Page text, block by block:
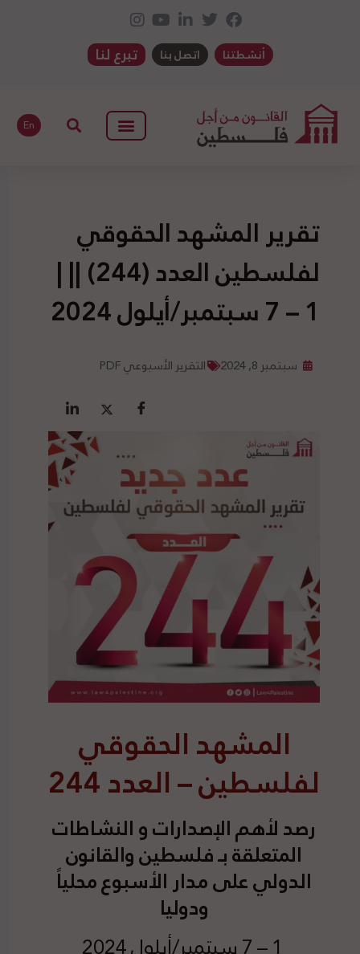
أنشطتنا اتصل بنا تبرع لنا
En
تقرير المشهد الحقوقي
لفلسطين العدد (244) || |
1 – 7 سبتمبر/أيلول 2024
سبتمبر 8, 2024 التقرير الأسبوعي PDF
المشهد الحقوقي
لفلسطين – العدد 244
رصدلأهم الإصدارات و النشاطات
المتعلقة بـ فلسطين والقانون
الدولي على مدار الأسبوع محلياً
ودوليا